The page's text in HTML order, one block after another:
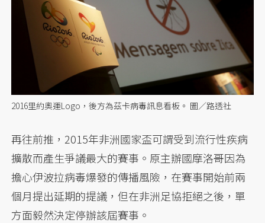
2016里約奧運Logo，後方為茲卡病毒訊息看板。 圖／路透社
再往前推，2015年非洲國家盃可謂受到流行性疾病
擴散而產生爭議最大的賽事。原主辦國摩洛哥因為
擔心伊波拉病毒爆發的傳播風險，在賽事開始前兩
個月提出延期的提議，但在非洲足協拒絕之後，單
方面毅然決定停辦該屆賽事。